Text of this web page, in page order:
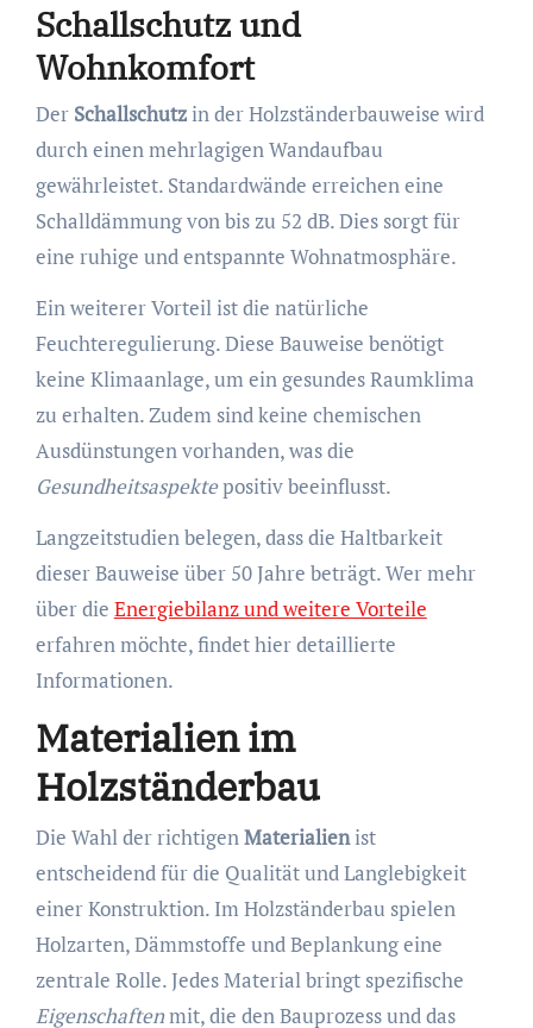
Schallschutz und
Wohnkomfort
Der Schallschutzin der Holzständerbauweise wird
durch einen mehrlagigen Wandaufbau
gewährleistet. Standardwände erreichen eine
Schalldämmung von bis zu 52 dB. Dies sorgt für
eine ruhige und entspannte Wohnatmosphäre.
Ein weiterer Vorteil ist die natürliche
Feuchteregulierung. Diese Bauweise benötigt
keine Klimaanlage, um ein gesundes Raumklima
zu erhalten. Zudem sind keine chemischen
Ausdünstungen vorhanden, was die
Gesundheitsaspektepositiv beeinflusst.
Langzeitstudien belegen, dass die Haltbarkeit
dieser Bauweise über 50 Jahre beträgt. Wer mehr
über die Energiebilanz und weitere Vorteile
erfahren möchte, findet hier detaillierte
Informationen.
Materialien im
Holzständerbau
Die Wahl der richtigenMaterialienist
entscheidend für die Qualität und Langlebigkeit
einer Konstruktion. Im Holzständerbau spielen
Holzarten, Dämmstoffe und Beplankung eine
zentrale Rolle. Jedes Material bringt spezifische
Eigenschaftenmit, die den Bauprozess und das